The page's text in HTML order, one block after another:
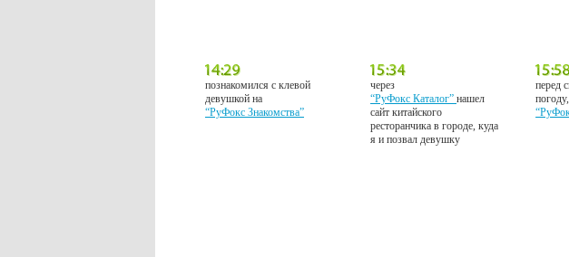
познакомился с клевой
девушкой на
“РуФокс Знакомства”
через
“РуФокс Каталог”нашел
сайт китайского
ресторанчика в городе, куда
я и позвал девушку
перед